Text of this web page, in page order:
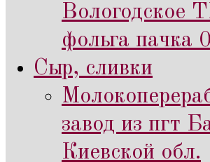
Вологодское
фольга пачка
Сыр, сливки
завод из пгт
Киевской обл.